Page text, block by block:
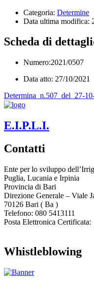
Categoria: Determine
Data ultima modifica:
Scheda di
Numero:2021/0507
Data atto: 27/10/2021
Determina_n.507_del_27-
E.I.P.L.I.
Contatti
Ente per lo sviluppo
Puglia, Lucania e Irpinia
Provincia di Bari
Direzione Generale – Viale
70126 Bari ( Ba )
Telefono: 080 5413111
Posta Elettronica Certificata:
Whistleblowing